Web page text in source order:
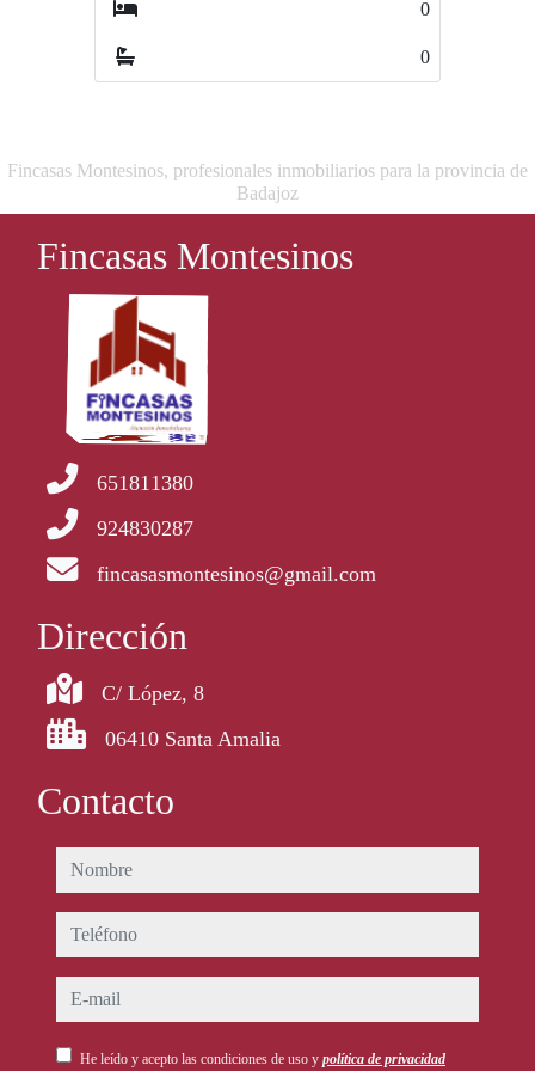
Fincasas Montesinos, profesionales inmobiliarios para la provincia de
Badajoz
Fincasas Montesinos
651811380
924830287
fincasasmontesinos@gmail.com
Dirección
C/ López, 8
06410 Santa Amalia
Contacto
nombre
teléfono
e-mail
He leído y acepto las condiciones de uso y política de privacidad